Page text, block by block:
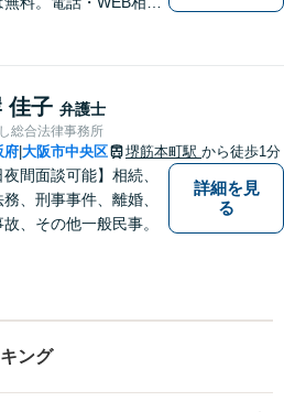
能です。
佳子 弁護士
総合法律事務所
府 大阪市中央区 堺筋本町駅 から徒歩1分
夜間面談可能】相続、
、刑事事件、離婚、
、その他一般民事。
詳細を見
る
ング